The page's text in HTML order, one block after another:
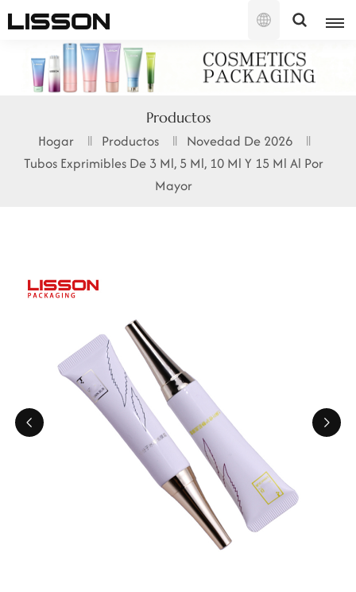
Español
English
français
русский
한국의
ไทย
Tiếng việt
Productos
Hogar Productos
Novedad De 2026
Tubos Exprimibles De 3 Ml, 5 Ml, 10 Ml Y 15 Ml Al Por
Mayor